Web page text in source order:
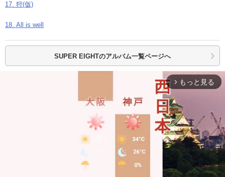
17. 狩(仮)
18. All is well
SUPER EIGHTのアルバム一覧ページへ
arrow_forward_ios もっと見る